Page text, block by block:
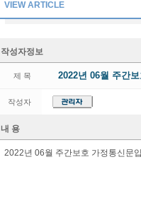
VIEW ARTICLE
작성자정보
제 목 2022년 06월 주간
작성자
내 용
2022년 06월 주간보호 가정통신문